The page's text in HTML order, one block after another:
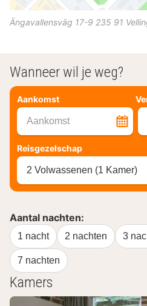
Ängavallensväg 17-9 235 91
Wanneer wil je weg?
Aankomst
Aankomst
Reisgezelschap
2 Volwassenen (1 Kamer)
Aantal nachten:
1 nacht 2 nachten 3
7 nachten
Kamers